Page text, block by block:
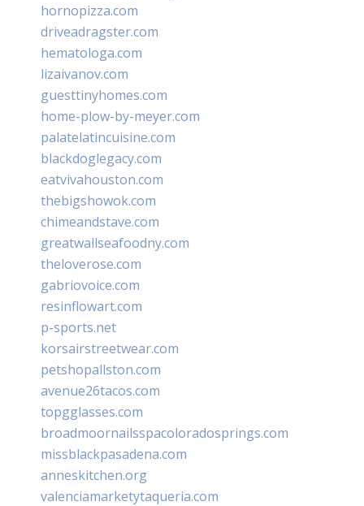
hornopizza.com
driveadragster.com
hematologa.com
lizaivanov.com
guesttinyhomes.com
home-plow-by-meyer.com
palatelatincuisine.com
blackdoglegacy.com
eatvivahouston.com
thebigshowok.com
chimeandstave.com
greatwallseafoodny.com
theloverose.com
gabriovoice.com
resinflowart.com
p-sports.net
korsairstreetwear.com
petshopallston.com
avenue26tacos.com
topgglasses.com
broadmoornailsspacoloradosprings.com
missblackpasadena.com
anneskitchen.org
valenciamarketytaqueria.com